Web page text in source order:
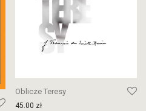
Oblicze Teresy
45.00 zł